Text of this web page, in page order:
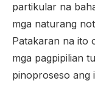
partikular na
mga naturang
Patakaran na ito
mga pagpipilian
pinoproseso ang